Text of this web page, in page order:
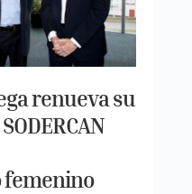
renueva su